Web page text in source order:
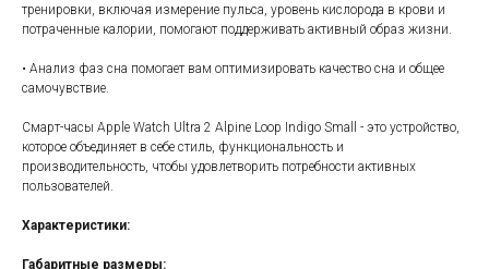
тренировки, включая измерение пульса, уровень кислорода в крови и
потраченные калории, помогают поддерживать активный образ жизни.
• Анализ фаз сна помогает вам оптимизировать качество сна и общее
самочувствие.
Смарт-часы Apple Watch Ultra 2 Alpine Loop Indigo Small - это устройство,
которое объединяет в себе стиль, функциональность и
производительность, чтобы удовлетворить потребности активных
пользователей.
Характеристики:
Габаритные размеры: